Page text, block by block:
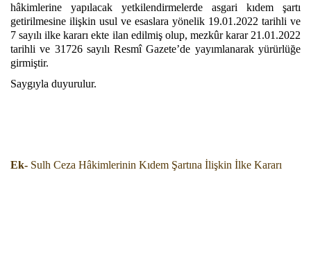
hâkimlerine yapılacak yetkilendirmelerde asgari kıdem şartı
getirilmesine ilişkin usul ve esaslara yönelik 19.01.2022 tarihli ve
7 sayılı ilke kararı ekte ilan edilmiş olup, mezkûr karar 21.01.2022
tarihli ve 31726 sayılı Resmî Gazete’de yayımlanarak yürürlüğe
girmiştir.
Saygıyla duyurulur.
Ek- Sulh Ceza Hâkimlerinin Kıdem Şartına İlişkin İlke Kararı